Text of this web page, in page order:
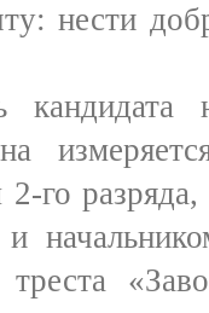
нести
на
го